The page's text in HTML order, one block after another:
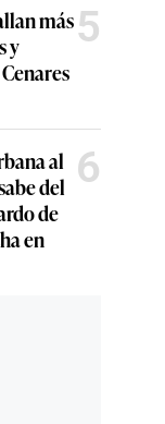
más
y
5
al
del
de
en
6